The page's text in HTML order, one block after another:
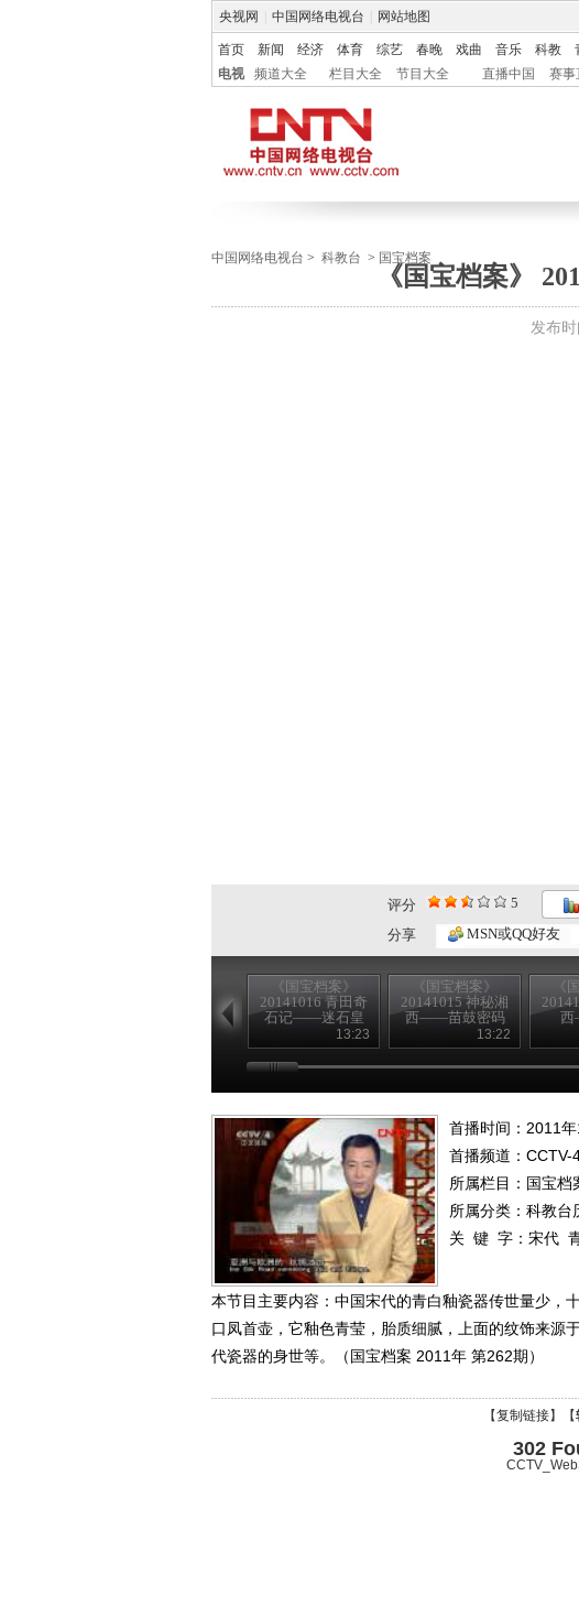
央视网 中国网络电视台 网站地图
首页 新闻 经济 体育 综艺 春晚 戏曲 音乐 科教
电视
频道大全 栏目大全 节目大全 直播中国 赛事
中国网络电视台 > 科教台 > 国宝档案
《国宝档案》
发布时
评分 5
分享
MSN或QQ好友
《国宝档案》
20141016 青田奇
石记——迷石皇
13:23
《国宝档案》
20141015 神秘湘
西——苗鼓密码
13:22
《
首播时间：2011
首播频道： CCTV-
所属栏目： 国宝档
所属分类：科教台
关 键 字： 宋代
本节目主要内容：中国宋代的青白釉瓷器传世量少，
口凤首壶，它釉色青莹，胎质细腻，上面的纹饰来源
代瓷器的身世等。（国宝档案 2011年 第262期）
【复制链接】【
302